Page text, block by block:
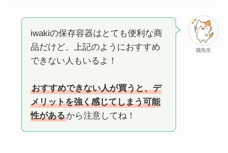
猫先生
iwakiの保存容器はとても便利な商
品だけど、上記のようにおすすめ
できない人もいるよ！
おすすめできない人が買うと、デ
メリットを強く感じてしまう可能
性があるから注意してね！